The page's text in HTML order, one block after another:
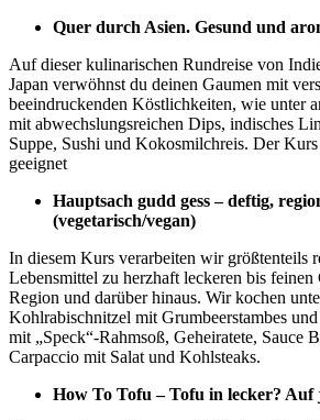
Quer durch Asien. Gesund und
Auf dieser kulinarischen Rundreise von
Japan verwöhnst du deinen Gaumen mit
beeindruckenden Köstlichkeiten, wie unter
mit abwechslungsreichen Dips, indisches
Suppe, Sushi und Kokosmilchreis. Der
geeignet
Hauptsach gudd gess – deftig,
(vegetarisch/vegan)
In diesem Kurs verarbeiten wir größtenteils
Lebensmittel zu herzhaft leckeren bis feinen
Region und darüber hinaus. Wir kochen
Kohlrabischnitzel mit Grumbeerstambes
mit „Speck“-Rahmsoß, Geheiratete, Sauce
Carpaccio mit Salat und Kohlsteaks.
How To Tofu – Tofu in lecker? Auf